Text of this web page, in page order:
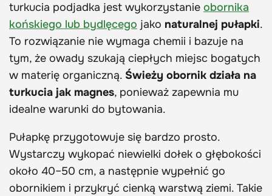
turkucia podjadka jest wykorzystanie obornika
końskiego lub bydlęcego jako naturalnej pułapki.
To rozwiązanie nie wymaga chemii i bazuje na
tym, że owady szukają ciepłych miejsc bogatych
w materię organiczną. Świeży obornik działa na
turkucia jak magnes, ponieważ zapewnia mu
idealne warunki do bytowania.
Pułapkę przygotowuje się bardzo prosto.
Wystarczy wykopać niewielki dołek o głębokości
około 40–50 cm, a następnie wypełnić go
obornikiem i przykryć cienką warstwą ziemi. Takie